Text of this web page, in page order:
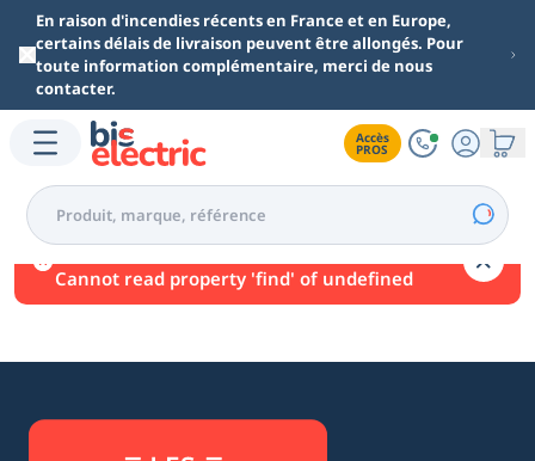
Aller au contenu principal
En raison d'incendies récents en France et en Europe,
certains délais de livraison peuvent être allongés. Pour
toute information complémentaire, merci de nous
contacter.
Accès
PROS
Une erreur est survenue.
Cannot read property 'find' of undefined